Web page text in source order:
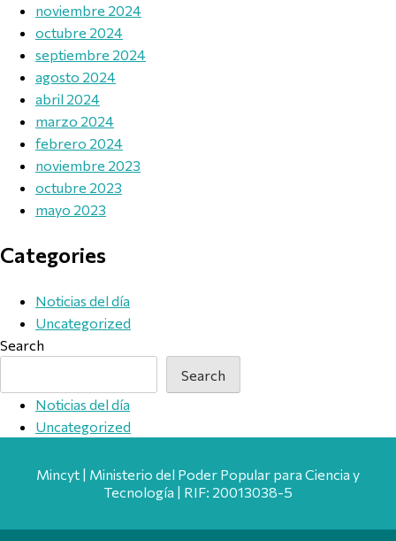
noviembre 2024
octubre 2024
septiembre 2024
agosto 2024
abril 2024
marzo 2024
febrero 2024
noviembre 2023
octubre 2023
mayo 2023
Categories
Noticias del día
Uncategorized
Search
Search
Noticias del día
Uncategorized
Mincyt | Ministerio del Poder Popular para Ciencia y
Tecnología | RIF: 20013038-5